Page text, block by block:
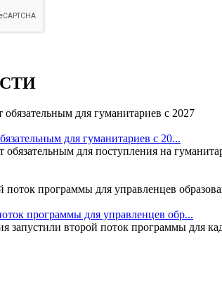
для гуманитариев с 20...
обязательным для поступления на
программы для управленцев обр...
второй поток программы для